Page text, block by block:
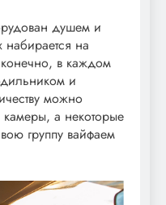
душем и
набирается на
в каждом
и
можно
а некоторые
группу вайфаем